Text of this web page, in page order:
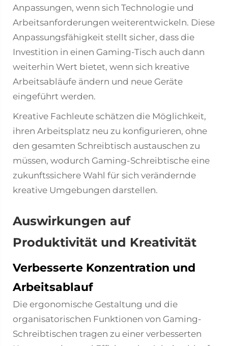
Anpassungen, wenn sich Technologie und
Arbeitsanforderungen weiterentwickeln. Diese
Anpassungsfähigkeit stellt sicher, dass die
Investition in einen Gaming-Tisch auch dann
weiterhin Wert bietet, wenn sich kreative
Arbeitsabläufe ändern und neue Geräte
eingeführt werden.
Kreative Fachleute schätzen die Möglichkeit,
ihren Arbeitsplatz neu zu konfigurieren, ohne
den gesamten Schreibtisch austauschen zu
müssen, wodurch Gaming-Schreibtische eine
zukunftssichere Wahl für sich verändernde
kreative Umgebungen darstellen.
Auswirkungen auf
Produktivität und Kreativität
Verbesserte Konzentration und
Arbeitsablauf
Die ergonomische Gestaltung und die
organisatorischen Funktionen von Gaming-
Schreibtischen tragen zu einer verbesserten